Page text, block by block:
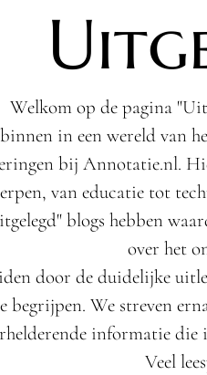
Welkom op de pagina
in een wereld van
bij Annotatie.nl.
van educatie tot
blogs hebben
over het
door de duidelijke
begrijpen. We streven
informatie
Veel